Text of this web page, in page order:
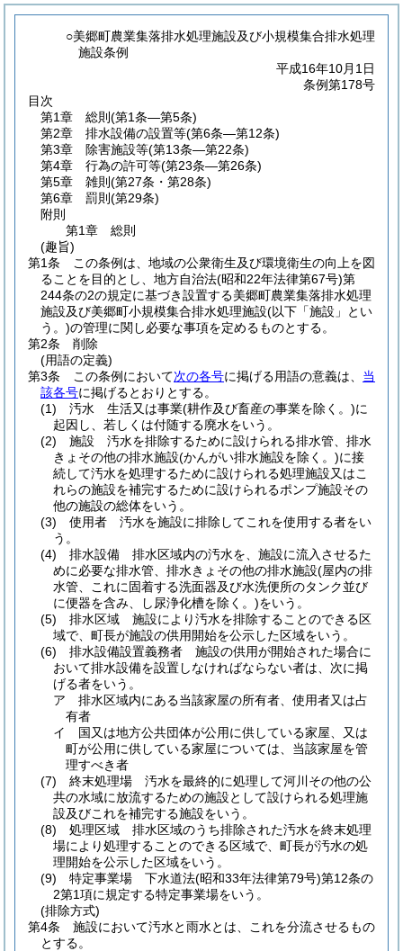
○美郷町農業集落排水処理施設及び小規模集合排水処理
施設条例
平成16年10月1日
条例第178号
目次
第1章
総則 (第1条―第5条)
第2章
排水設備の設置等(第6条―第12条)
第3章
除害施設等(第13条―第22条)
第4章
行為の許可等(第23条―第26条)
第5章
雑則 (第27条・第28条)
第6章
罰則 (第29条)
附則
第1章
総則
(趣旨)
第1条
この条例は、地域の公衆衛生及び環境衛生の向上を図
ることを目的とし、地方自治法(昭和22年法律第67号)第
244条の2の規定に基づき設置する美郷町農業集落排水処理
施設及び美郷町小規模集合排水処理施設(以下「施設」とい
う。)の管理に関し必要な事項を定めるものとする。
第2条
削除
(用語の定義)
第3条
この条例において次の各号に掲げる用語の意義は、 当
該各号に掲げるとおりとする。
(1)
汚水 生活又は事業(耕作及び畜産の事業を除く。)に
起因し、若しくは付随する廃水をいう。
(2)
施設 汚水を排除するために設けられる排水管、排水
きょその他の排水施設(かんがい排水施設を除く。)に接
続して汚水を処理するために設けられる処理施設又はこ
れらの施設を補完するために設けられるポンプ施設その
他の施設の総体をいう。
(3)
使用者 汚水を施設に排除してこれを使用する者をい
う。
(4)
排水設備 排水区域内の汚水を、施設に流入させるた
めに必要な排水管、排水きょその他の排水施設(屋内の排
水管、これに固着する洗面器及び水洗便所のタンク並び
に便器を含み、し尿浄化槽を除く。)をいう。
(5)
排水区域 施設により汚水を排除することのできる区
域で、町長が施設の供用開始を公示した区域をいう。
(6)
排水設備設置義務者 施設の供用が開始された場合に
おいて排水設備を設置しなければならない者は、次に掲
げる者をいう。
ア
排水区域内にある当該家屋の所有者、使用者又は占
有者
イ
国又は地方公共団体が公用に供している家屋、又は
町が公用に供している家屋については、当該家屋を管
理すべき者
(7)
終末処理場 汚水を最終的に処理して河川その他の公
共の水域に放流するための施設として設けられる処理施
設及びこれを補完する施設をいう。
(8)
処理区域 排水区域のうち排除された汚水を終末処理
場により処理することのできる区域で、町長が汚水の処
理開始を公示した区域をいう。
(9)
特定事業場 下水道法(昭和33年法律第79号)第12条の
2第1項に規定する特定事業場をいう。
(排除方式)
第4条
施設において汚水と雨水とは、これを分流させるもの
とする。